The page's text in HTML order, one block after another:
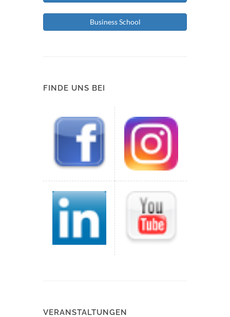
Business School
FINDE UNS BEI
VERANSTALTUNGEN